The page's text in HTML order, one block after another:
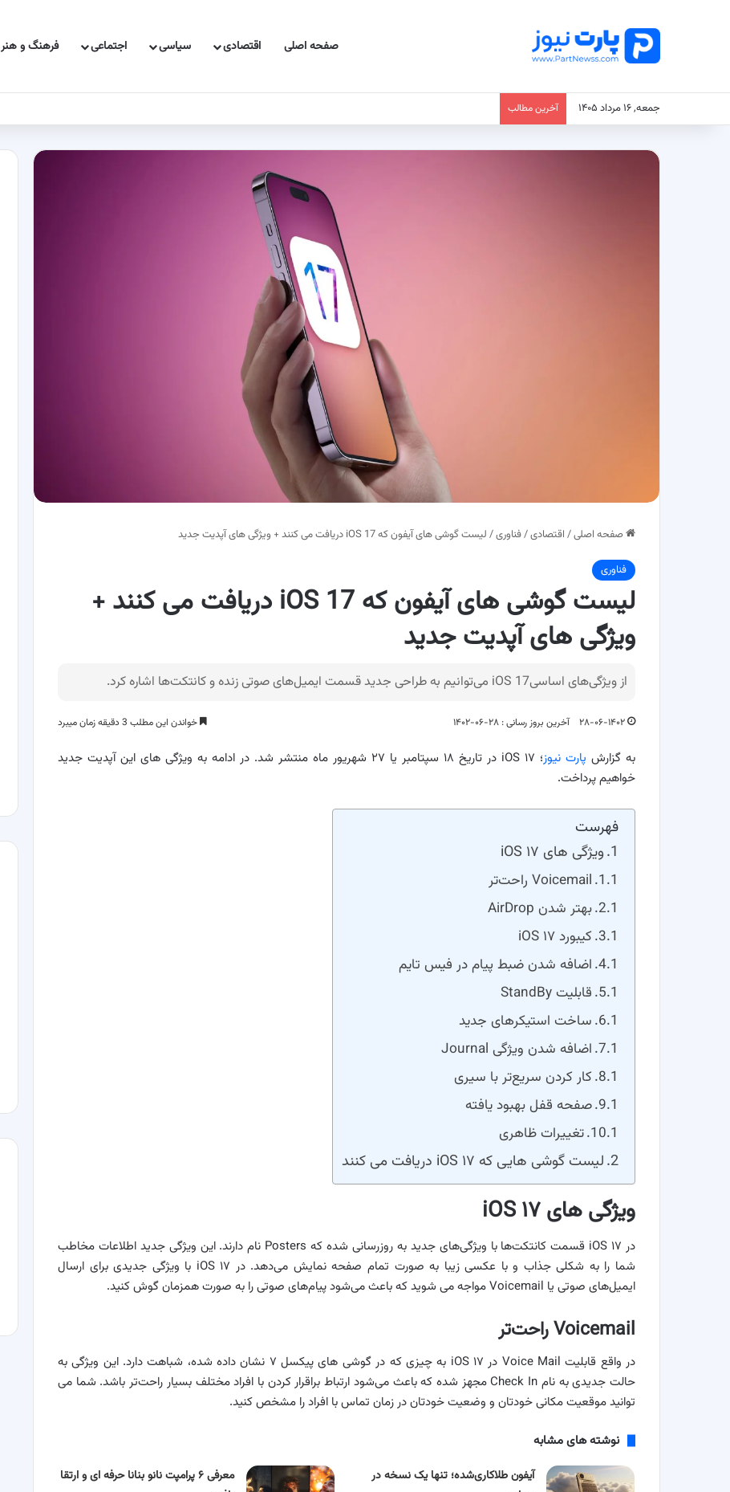
صفحه اصلی اقتصادی سیاسی اجتماعی فرهنگ و هنر
جمعه, ۱۶ مرداد ۱۴۰۵ آخرین مطالب
صفحه اصلی/ اقتصادی/فناوری/ لیست گوشی های آیفون که iOS 17 دریافت می کنند + ویژگی های آپدیت جدید
فناوری
لیست گوشی های آیفون که iOS 17 دریافت می کنند +
ویژگی های آپدیت جدید
از ویژگی‌های اساسیiOS 17 می‌توانیم به طراحی جدید قسمت ایمیل‌های صوتی زنده و کانتکت‌ها اشاره کرد.
۲۸-۰۶-۱۴۰۲ آخرین بروز رسانی : ۲۸-۰۶-۱۴۰۲ خواندن این مطلب 3 دقیقه زمان میبرد
به گزارش پارت نیوز
؛ iOS ۱۷ در تاریخ ۱۸ سپتامبر یا ۲۷ شهریور ماه منتشر شد. در ادامه به ویژگی های این آپدیت جدید
خواهیم پرداخت.
فهرست
ویژگی های iOS ۱۷
Voicemail راحت‌تر
بهتر شدن AirDrop
کیبورد iOS ۱۷
اضافه شدن ضبط پیام در فیس تایم
قابلیت StandBy
ساخت استیکرهای جدید
اضافه شدن ویژگی Journal
کار کردن سریع‌تر با سیری
صفحه قفل بهبود یافته
تغییرات ظاهری
لیست گوشی هایی که iOS ۱۷ دریافت می کنند
ویژگی های iOS ۱۷
در iOS ۱۷ قسمت کانتکت‌ها با ویژگی‌های جدید به روزرسانی شده که Posters نام دارند. این ویژگی جدید اطلاعات مخاطب
شما را به شکلی جذاب و با عکسی زیبا به صورت تمام صفحه نمایش می‌دهد. در iOS ۱۷ با ویژگی جدیدی برای ارسال
ایمیل‌های صوتی یا Voicemail مواجه می شوید که باعث می‌شود پیام‌های صوتی را به صورت همزمان گوش کنید.
Voicemail راحت‌تر
در واقع قابلیت Voice Mail در iOS ۱۷ به چیزی که در گوشی های پیکسل ۷ نشان داده شده، شباهت دارد. این ویژگی به
حالت جدیدی به نام Check In مجهز شده که باعث می‌شود ارتباط براقرار کردن با افراد مختلف بسیار راحت‌تر باشد. شما می
توانید موقعیت مکانی خودتان و وضعیت خودتان در زمان تماس با افراد را مشخص کنید.
نوشته های مشابه
آیفون طلاکاری‌شده؛ تنها یک نسخه در
معرفی ۶ پرامپت‌ نانو بنانا حرفه ای و ارتقا